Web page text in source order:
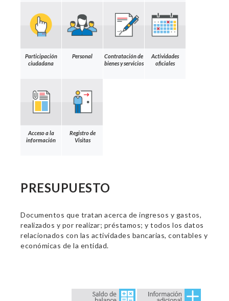
Participación
ciudadana
Personal
Contratación de
bienes y servicios
Actividades
oficiales
Acceso a la
información
Registro de
Visitas
PRESUPUESTO
Documentos que tratan acerca de ingresos y gastos,
realizados y por realizar; préstamos; y todos los datos
relacionados con las actividades bancarias, contables y
económicas de la entidad.